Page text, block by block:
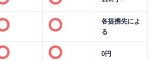
各提携先によ
る
0円